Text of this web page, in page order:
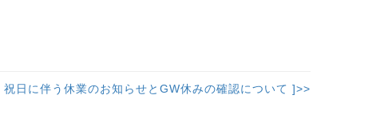
日に伴う休業のお知らせとGW休みの確認について ]>>